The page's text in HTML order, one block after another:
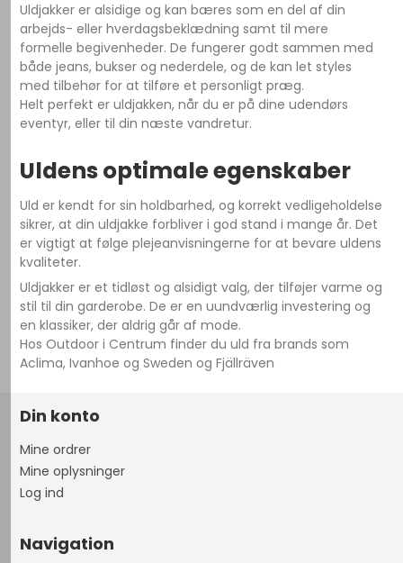
Uldjakker er alsidige og kan bæres som en del af din
arbejds- eller hverdagsbeklædning samt til mere
formelle begivenheder. De fungerer godt sammen med
både jeans, bukser og nederdele, og de kan let styles
med tilbehør for at tilføre et personligt præg.
Helt perfekt er uldjakken, når du er på dine udendørs
eventyr, eller til din næste vandretur.
Uldens optimale egenskaber
Uld er kendt for sin holdbarhed, og korrekt vedligeholdelse
sikrer, at din uldjakke forbliver i god stand i mange år. Det
er vigtigt at følge plejeanvisningerne for at bevare uldens
kvaliteter.
Uldjakker er et tidløst og alsidigt valg, der tilføjer varme og
stil til din garderobe. De er en uundværlig investering og
en klassiker, der aldrig går af mode.
Hos Outdoor i Centrum finder du uld fra brands som
Aclima, Ivanhoe og Sweden og Fjällräven
Din konto
Mine ordrer
Mine oplysninger
Log ind
Navigation